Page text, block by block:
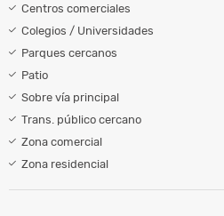
Centros comerciales
Colegios / Universidades
Parques cercanos
Patio
Sobre vía principal
Trans. público cercano
Zona comercial
Zona residencial